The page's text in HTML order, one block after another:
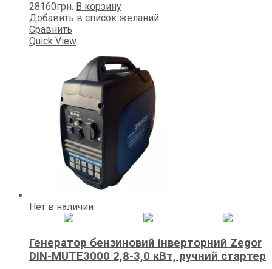
28160грн. В корзину
Добавить в список желаний
Сравнить
Quick View
Нет в наличии
Генератор бензиновий інверторний Zegor
DIN-MUTE3000 2,8-3,0 кВт, ручний стартер